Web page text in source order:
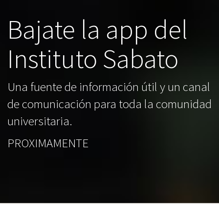
Bajate la app del
Instituto Sabato
Una fuente de información útil y un canal
de comunicación para toda la comunidad
universitaria.
PROXIMAMENTE